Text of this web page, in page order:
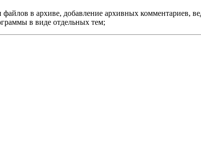
в архиве, добавление архивных комментариев,
в виде отдельных тем;